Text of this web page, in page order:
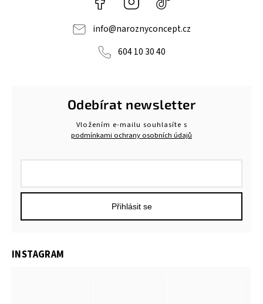
info@naroznyconcept.cz
604 10 30 40
Odebírat newsletter
Vložením e-mailu souhlasíte s
podmínkami ochrany osobních údajů
Přihlásit se
INSTAGRAM